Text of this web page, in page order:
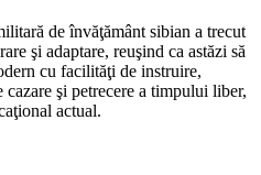
de învăţământ sibian a trecut
şi adaptare, reuşind ca astăzi să
cu facilităţi de instruire,
şi petrecere a timpului liber,
actual.